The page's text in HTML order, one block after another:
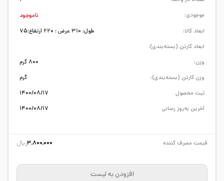
ابعاد کالا:
طول: 310 عرض : 220 ارتفاع:75
ابعاد کارتن (بسته‌بندی):
وزن:
800 گرم
وزن کارتن (بسته‌بندی):
گرم
ثبت محصول
1400/08/17
آخرین به‌روز رسانی
1400/08/17
موجودی:
ناموجود
قیمت مصرف کننده 3,800,000ریال
افزودن به لیست